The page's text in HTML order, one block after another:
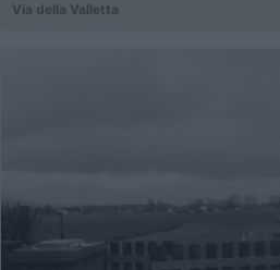
Via della Valletta